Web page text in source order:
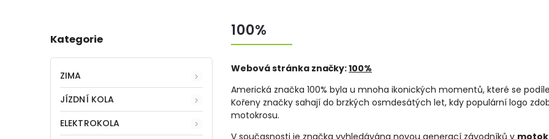
Kategorie
ZIMA
JÍZDNÍ KOLA
ELEKTROKOLA
100%
Webová stránka značky:100%
Americká značka 100% byla u mnoha ikonických momentů, které se
Kořeny značky sahají do brzkých osmdesátých let, kdy populární logo
motokrosu.
V současnosti je značka vyhledávána novou generací závodníků v